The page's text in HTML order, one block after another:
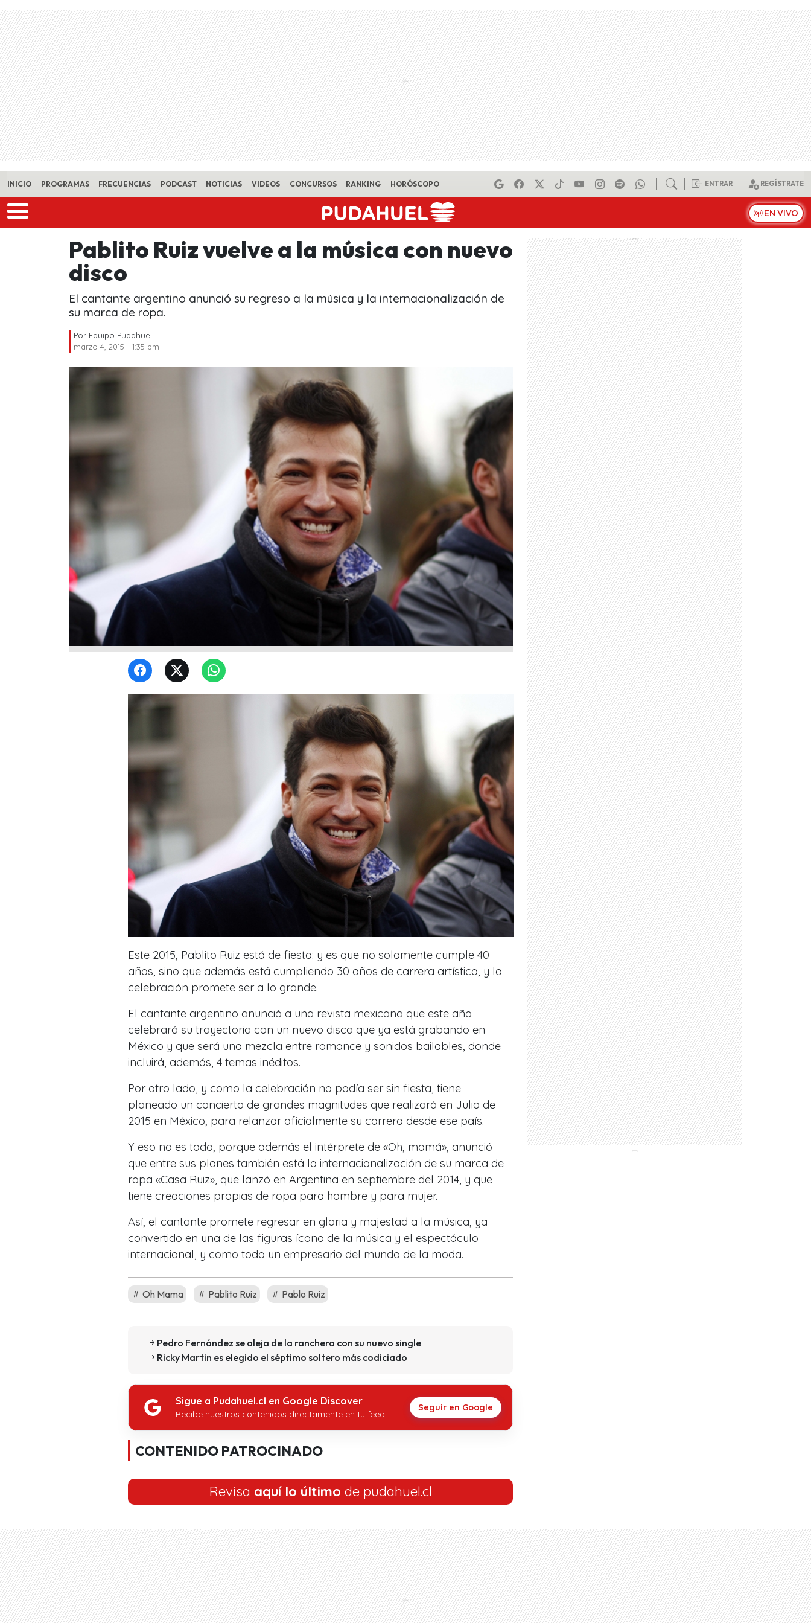
Skip to main content
INICIO PROGRAMAS FRECUENCIAS PODCAST NOTICIAS VIDEOS CONCURSOS RANKING HORÓSCOPO ENTRAR REGÍSTRATE
EN VIVO
Pablito Ruiz vuelve a la música con nuevo
disco
El cantante argentino anunció su regreso a la música y la internacionalización de
su marca de ropa.
Por Equipo Pudahuel
marzo 4, 2015 - 1:35 pm
Este 2015, Pablito Ruiz está de fiesta: y es que no solamente cumple 40
años, sino que además está cumpliendo 30 años de carrera artística, y la
celebración promete ser a lo grande.
El cantante argentino anunció a una revista mexicana que este año
celebrará su trayectoria con un nuevo disco que ya está grabando en
México y que será una mezcla entre romance y sonidos bailables, donde
incluirá, además, 4 temas inéditos.
Por otro lado, y como la celebración no podía ser sin fiesta, tiene
planeado un concierto de grandes magnitudes que realizará en Julio de
2015 en México, para relanzar oficialmente su carrera desde ese país.
Y eso no es todo, porque además el intérprete de «Oh, mamá», anunció
que entre sus planes también está la internacionalización de su marca de
ropa «Casa Ruiz», que lanzó en Argentina en septiembre del 2014, y que
tiene creaciones propias de ropa para hombre y para mujer.
Así, el cantante promete regresar en gloria y majestad a la música, ya
convertido en una de las figuras ícono de la música y el espectáculo
internacional, y como todo un empresario del mundo de la moda.
Oh Mama Pablito Ruiz Pablo Ruiz
Pedro Fernández se aleja de la ranchera con su nuevo single
Ricky Martin es elegido el séptimo soltero más codiciado
Sigue a Pudahuel.cl en Google Discover
Recibe nuestros contenidos directamente en tu feed.
Seguir en Google
CONTENIDO PATROCINADO
Revisa aquí lo último de pudahuel.cl